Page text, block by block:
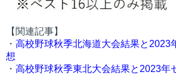
【関連記事】
・ 高校野球秋季北海道大会結果と2023
想
・ 高校野球秋季東北大会結果と2023年